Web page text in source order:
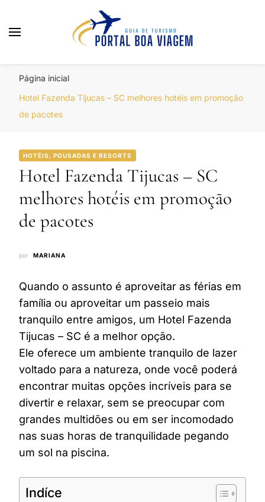
Página inicial
Hotel Fazenda Tijucas – SC melhores hotéis em promoção
de pacotes
HOTÉIS, POUSADAS E RESORTS
Hotel Fazenda Tijucas – SC
melhores hotéis em promoção
de pacotes
por MARIANA
Quando o assunto é aproveitar as férias em
família ou aproveitar um passeio mais
tranquilo entre amigos, um Hotel Fazenda
Tijucas – SC é a melhor opção.
Ele oferece um ambiente tranquilo de lazer
voltado para a natureza, onde você poderá
encontrar muitas opções incríveis para se
divertir e relaxar, sem se preocupar com
grandes multidões ou em ser incomodado
nas suas horas de tranquilidade pegando
um sol na piscina.
Indíce